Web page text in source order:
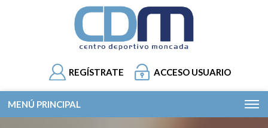
REGÍSTRATE ACCESO USUARIO
MENÚ PRINCIPAL